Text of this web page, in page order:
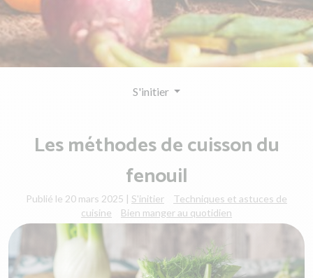
S'initier
Les méthodes de cuisson du
fenouil
Publié le 20 mars 2025 | S'initier
Techniques et astuces de
cuisine
Bien manger au quotidien